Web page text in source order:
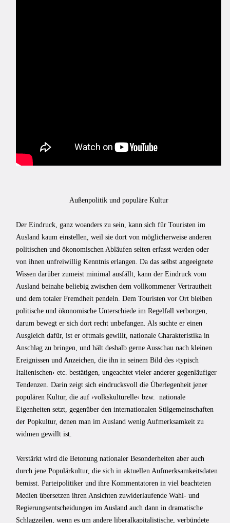
Außenpolitik und populäre Kultur
Der Eindruck, ganz woanders zu sein, kann sich für Touristen im
Ausland kaum einstellen, weil sie dort von möglicherweise anderen
politischen und ökonomischen Abläufen selten erfasst werden oder
von ihnen unfreiwillig Kenntnis erlangen. Da das selbst angeeignete
Wissen darüber zumeist minimal ausfällt, kann der Eindruck vom
Ausland beinahe beliebig zwischen dem vollkommener Vertrautheit
und dem totaler Fremdheit pendeln. Dem Touristen vor Ort bleiben
politische und ökonomische Unterschiede im Regelfall verborgen,
darum bewegt er sich dort recht unbefangen. Als suchte er einen
Ausgleich dafür, ist er oftmals gewillt, nationale Charakteristika in
Anschlag zu bringen, und hält deshalb gerne Ausschau nach kleinen
Ereignissen und Anzeichen, die ihn in seinem Bild des ›typisch
Italienischen‹ etc. bestätigen, ungeachtet vieler anderer gegenläufiger
Tendenzen. Darin zeigt sich eindrucksvoll die Überlegenheit jener
populären Kultur, die auf ›volkskulturelle‹ bzw. nationale
Eigenheiten setzt, gegenüber den internationalen Stilgemeinschaften
der Popkultur, denen man im Ausland wenig Aufmerksamkeit zu
widmen gewillt ist.
Verstärkt wird die Betonung nationaler Besonderheiten aber auch
durch jene Populärkultur, die sich in aktuellen Aufmerksamkeitsdaten
bemisst. Parteipolitiker und ihre Kommentatoren in viel beachteten
Medien übersetzen ihren Ansichten zuwiderlaufende Wahl- und
Regierungsentscheidungen im Ausland auch dann in dramatische
Schlagzeilen, wenn es um andere liberalkapitalistische, verbündete